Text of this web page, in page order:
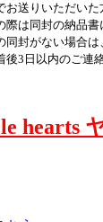
手数料とし
ご返金口座
ご返品対
以内に弊社
hearts